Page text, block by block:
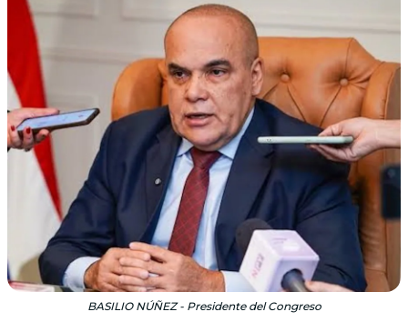
BASILIO NÚÑEZ - Presidente del Congreso